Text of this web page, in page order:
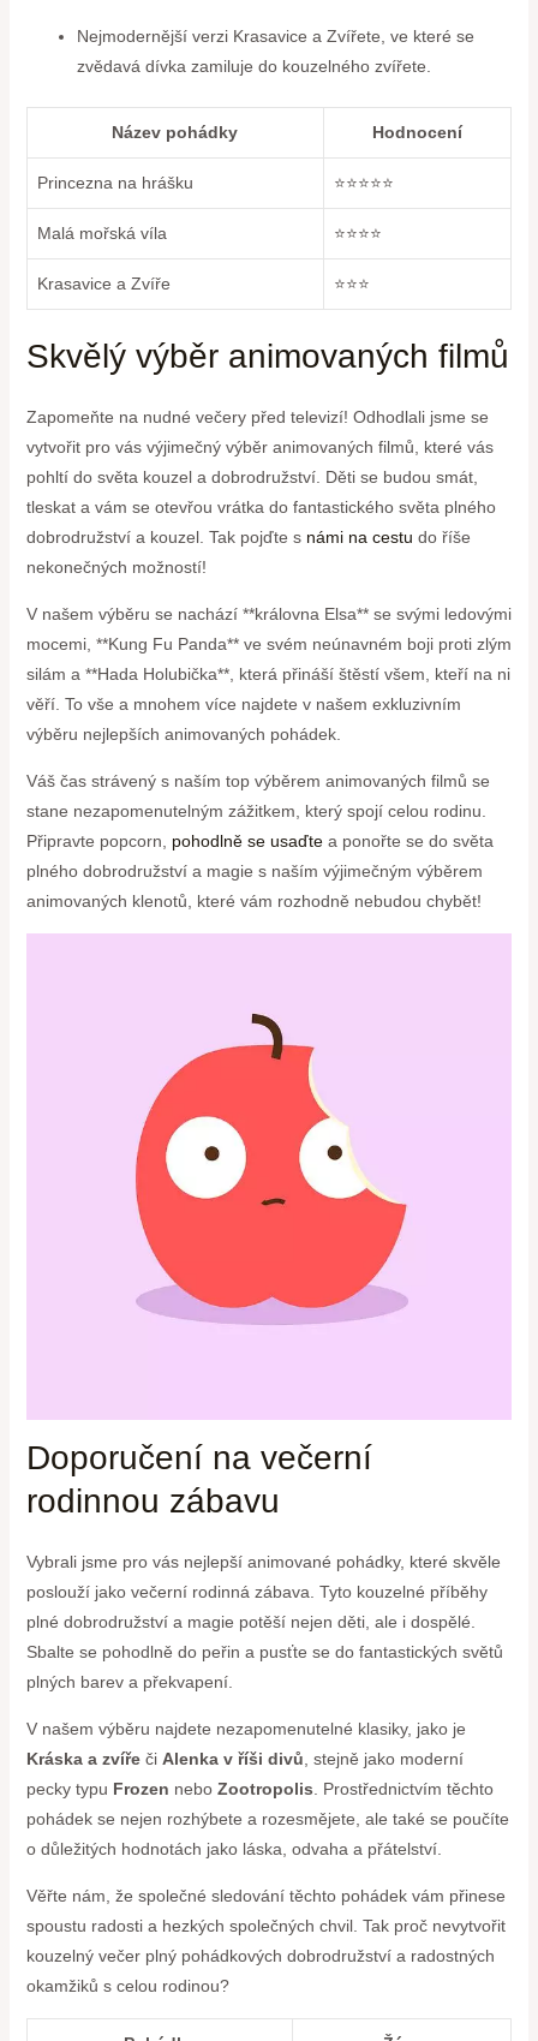
Nejmodernější verzi Krasavice a Zvířete, ve které se
zvědavá dívka‍ zamiluje do kouzelného zvířete.
Název pohádky Hodnocení
Princezna na hrášku ⭐️⭐️⭐️⭐️⭐️
Malá mořská víla ⭐️⭐️⭐️⭐️
Krasavice a Zvíře ⭐️⭐️⭐️
Skvělý výběr animovaných filmů
Zapomeňte na nudné večery před televizí! Odhodlali jsme se
vytvořit pro⁤ vás výjimečný výběr animovaných filmů, které vás
pohltí do ‌světa ‍kouzel a dobrodružství. Děti se​ budou smát,
tleskat a⁢ vám se otevřou vrátka do fantastického světa plného
dobrodružství a kouzel. Tak pojďte s námi na cestu do říše
nekonečných možností!
V našem‍ výběru se nachází **královna Elsa** se svými ledovými
mocemi, **Kung Fu Panda**⁢ ve⁣ svém neúnavném boji proti ​zlým
silám a **Hada Holubička**, která přináší ​štěstí všem, kteří na ni
věří.‌ To vše a mnohem více najdete v našem exkluzivním
výběru nejlepších animovaných pohádek.
Váš čas strávený s naším top výběrem⁤ animovaných filmů se ​
stane nezapomenutelným zážitkem, který spojí celou rodinu.⁤
Připravte⁣ popcorn,‌ pohodlně se usaďtea ‍ponořte se do světa
plného dobrodružství ‌a magie s naším výjimečným výběrem
animovaných klenotů, které vám rozhodně nebudou chybět!
Doporučení na večerní‍
rodinnou zábavu
Vybrali jsme pro ⁤vás nejlepší ⁤animované pohádky, které skvěle
poslouží jako večerní rodinná zábava. Tyto kouzelné příběhy
plné dobrodružství ⁣a magie ⁤potěší nejen děti, ale i dospělé.
Sbalte se pohodlně do‌ peřin a pusťte se do fantastických světů
plných ​barev a překvapení.
V⁤ našem výběru najdete nezapomenutelné klasiky, jako ‍je
Kráska a zvířeči Alenka v říši divů , stejně jako moderní
pecky typu Frozen nebo Zootropolis .⁤ Prostřednictvím těchto‌
pohádek se ⁣nejen rozhýbete⁣ a rozesmějete, ale také se⁢ poučíte
o důležitých hodnotách jako láska, odvaha a přátelství.
Věřte‍ nám, že společné sledování těchto pohádek vám přinese
spoustu radosti a hezkých společných chvil.⁣ Tak proč nevytvořit
kouzelný večer plný pohádkových ‍dobrodružství a radostných
okamžiků s celou ⁣rodinou?